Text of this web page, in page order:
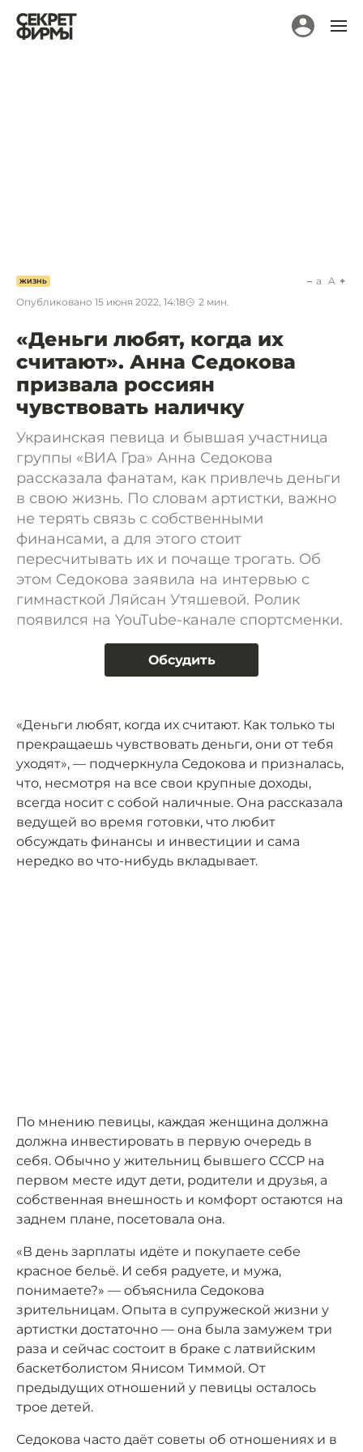
ЖИЗНЬ
Опубликовано 15 июня 2022, 14:18 2 мин.
a A
«Деньги любят, когда их
считают». Анна Седокова
призвала россиян
чувствовать наличку
Украинская певица и бывшая участница
группы «ВИА Гра» Анна Седокова
рассказала фанатам, как привлечь деньги
в свою жизнь. По словам артистки, важно
не терять связь с собственными
финансами, а для этого стоит
пересчитывать их и почаще трогать. Об
этом Седокова заявила на интервью с
гимнасткой Ляйсан Утяшевой. Ролик
появился на YouTube-канале спортсменки.
Обсудить
«Деньги любят, когда их считают. Как только ты
прекращаешь чувствовать деньги, они от тебя
уходят», — подчеркнула Седокова и призналась,
что, несмотря на все свои крупные доходы,
всегда носит с собой наличные. Она рассказала
ведущей во время готовки, что любит
обсуждать финансы и инвестиции и сама
нередко во что-нибудь вкладывает.
По мнению певицы, каждая женщина должна
должна инвестировать в первую очередь в
себя. Обычно у жительниц бывшего СССР на
первом месте идут дети, родители и друзья, а
собственная внешность и комфорт остаются на
заднем плане, посетовала она.
«В день зарплаты идёте и покупаете себе
красное бельё. И себя радуете, и мужа,
понимаете?» — объяснила Седокова
зрительницам. Опыта в супружеской жизни у
артистки достаточно — она была замужем три
раза и сейчас состоит в браке с латвийским
баскетболистом Янисом Тиммой. От
предыдущих отношений у певицы осталось
трое детей.
Седокова часто даёт советы об отношениях и в